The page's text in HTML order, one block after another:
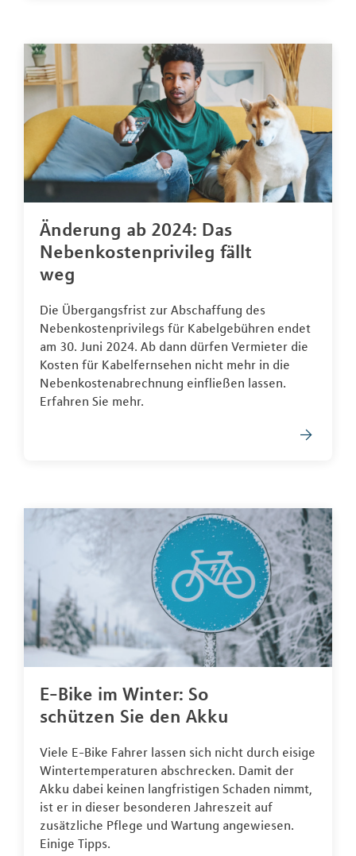
Änderung ab 2024: Das
Nebenkostenprivileg fällt
weg
Die Übergangsfrist zur Abschaffung des
Nebenkostenprivilegs für Kabelgebühren endet
am 30. Juni 2024. Ab dann dürfen Vermieter die
Kosten für Kabelfernsehen nicht mehr in die
Nebenkostenabrechnung einfließen lassen.
Erfahren Sie mehr.
E-Bike im Winter: So
schützen Sie den Akku
Viele E-Bike Fahrer lassen sich nicht durch eisige
Wintertemperaturen abschrecken. Damit der
Akku dabei keinen langfristigen Schaden nimmt,
ist er in dieser besonderen Jahreszeit auf
zusätzliche Pflege und Wartung angewiesen.
Einige Tipps.